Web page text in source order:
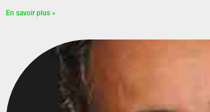
En savoir plus »